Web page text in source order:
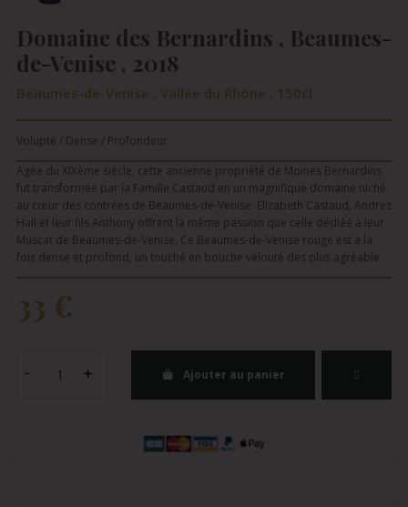
Domaine des Bernardins , Beaumes-
de-Venise , 2018
Beaumes-de-Venise , Vallée du Rhône , 150cl
Volupté / Dense / Profondeur
Agée du XIXème siècle, cette ancienne propriété de Moines Bernardins
fut transformée par la Famille Castaud en un magnifique domaine niché
au cœur des contrées de Beaumes-de-Venise. Elizabeth Castaud, Andrez
Hall et leur fils Anthony offrent la même passion que celle dédiée à leur
Muscat de Beaumes-de-Venise. Ce Beaumes-de-Venise rouge est à la
fois dense et profond, un touché en bouche velouté des plus agréable.
33 €
Ajouter au panier